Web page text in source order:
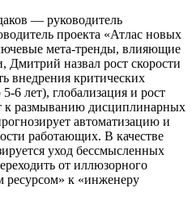
— руководитель
проекта «Атлас новых
мета-тренды, влияющие
назвал рост скорости
внедрения критических
6 лет), глобализация и рост
к размыванию дисциплинарных
автоматизацию и
работающих. В качестве
уход бессмысленных
от иллюзорного
ресурсом» к «инженеру